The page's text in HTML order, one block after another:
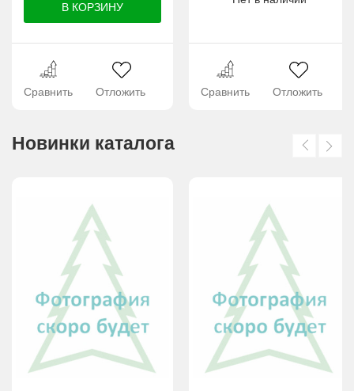
Сравнить Отложить Сравнить Отложить
Новинки каталога